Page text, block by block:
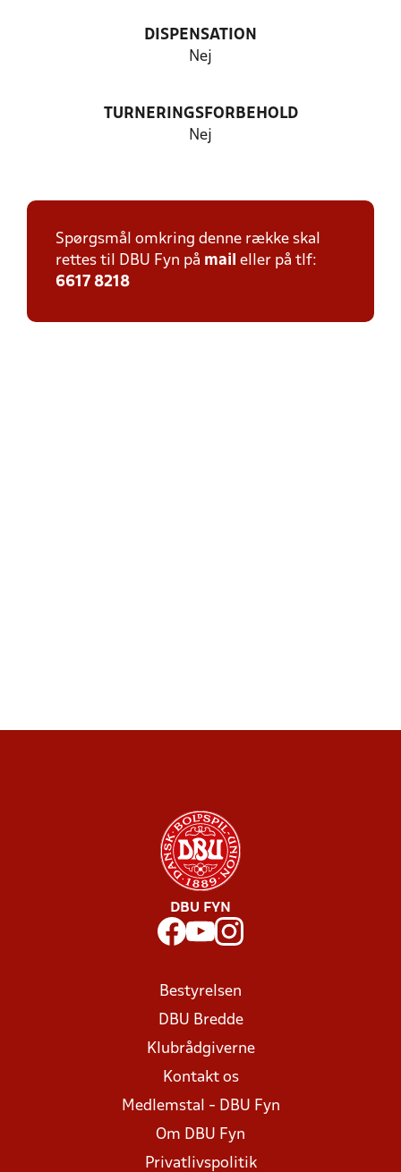
DISPENSATION
Nej
TURNERINGSFORBEHOLD
Nej
Spørgsmål omkring denne række skal
rettes til DBU Fyn på mail eller på tlf:
6617 8218
DBU FYN
Bestyrelsen
DBU Bredde
Klubrådgiverne
Kontakt os
Medlemstal - DBU Fyn
Om DBU Fyn
Privatlivspolitik